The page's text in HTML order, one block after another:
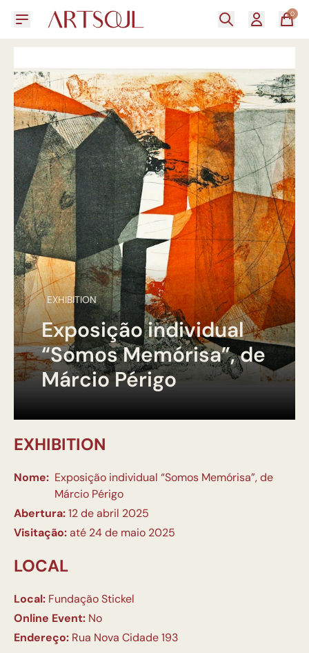
0
EXHIBITION
Exposição individual
“Somos Memórisa”, de
Márcio Périgo
EXHIBITION
Nome: Exposição individual “Somos Memórisa”, de
Márcio Périgo
Abertura:12 de abril 2025
Visitação:até 24 de maio 2025
LOCAL
Local: Fundação Stickel
Online Event: No
Endereço: Rua Nova Cidade 193